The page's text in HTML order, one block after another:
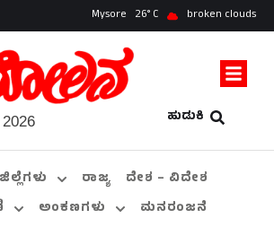
Mysore 26 broken clouds
ಹುಡುಕಿ
ಜಿಲ್ಲೆಗಳು ರಾಜ್ಯ
ದೇಶ – ವಿದೇಶ
ಅಂಕಣಗಳು
ಮನರಂಜನೆ